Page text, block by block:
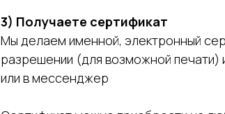
3) Получаете сертификат
Мы делаем именной, электронный
разрешении (для возможной печати)
или в мессенджер